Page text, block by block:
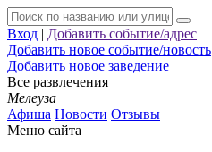
Вход | Добавить событие/адрес
Добавить новое событие/новость
Добавить новое заведение
Все развлечения
Мелеуза
Афиша Новости Отзывы
Меню сайта